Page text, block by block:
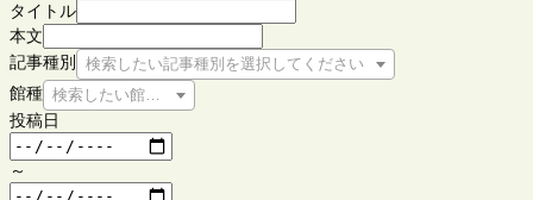
タイトル
本文
記事種別
検索したい記事種別を選択してください
館種 検索したい館種を選択してください
投稿日
～